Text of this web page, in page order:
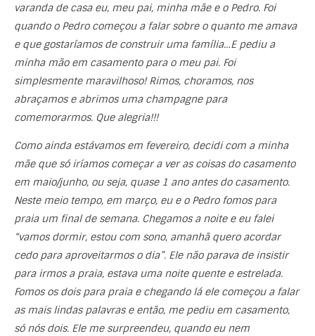
varanda de casa eu, meu pai, minha mãe e o Pedro. Foi
quando o Pedro começou a falar sobre o quanto me amava
e que gostaríamos de construir uma família…E pediu a
minha mão em casamento para o meu pai. Foi
simplesmente maravilhoso! Rimos, choramos, nos
abraçamos e abrimos uma champagne para
comemorarmos. Que alegria!!!
Como ainda estávamos em fevereiro, decidi com a minha
mãe que só iríamos começar a ver as coisas do casamento
em maio/junho, ou seja, quase 1 ano antes do casamento.
Neste meio tempo, em março, eu e o Pedro fomos para
praia um final de semana. Chegamos a noite e eu falei
“vamos dormir, estou com sono, amanhã quero acordar
cedo para aproveitarmos o dia”. Ele não parava de insistir
para irmos a praia, estava uma noite quente e estrelada.
Fomos os dois para praia e chegando lá ele começou a falar
as mais lindas palavras e então, me pediu em casamento,
só nós dois. Ele me surpreendeu, quando eu nem